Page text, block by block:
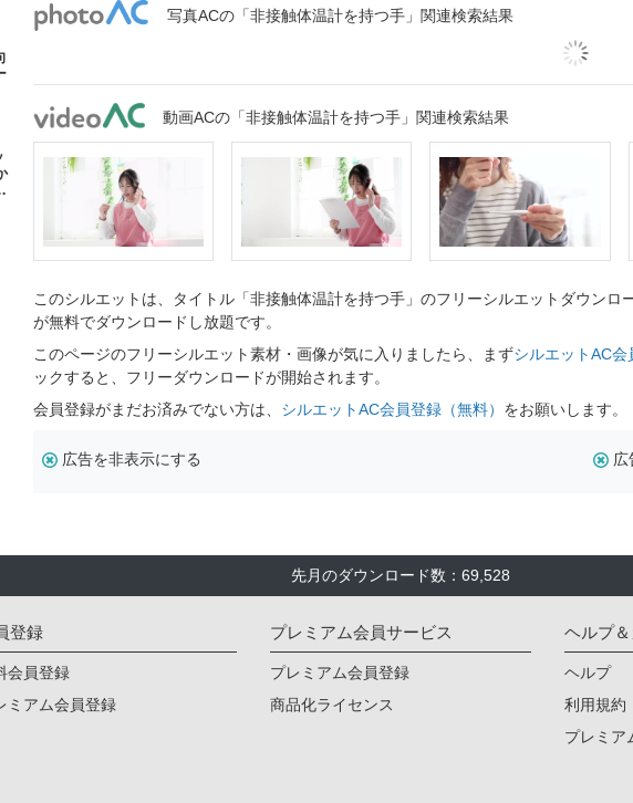
写真ACの「非接触体温計を持つ手」関連検索結果
動画ACの「非接触体温計を持つ手」関連検索結果
このシルエットは、タイトル「非接触体温計を持つ手」のフリーシルエットダウン
が無料でダウンロードし放題です。
このページのフリーシルエット素材・画像が気に入りましたら、まずシルエットAC会
ックすると、フリーダウンロードが開始されます。
会員登録がまだお済みでない方は、 シルエットAC会員登録（無料） をお願いします。
広告を非表示にする 広
先月のダウンロード数：69,528
登録
会員登録
ミアム会員登録
プレミアム会員サービス
プレミアム会員登録
商品化ライセンス
ヘルプ
ヘルプ
利用規約
プレミア